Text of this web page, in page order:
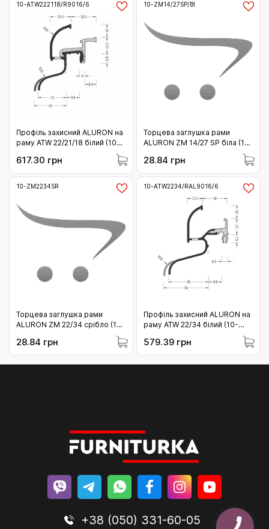
10-ATW222118/R9016/6
Профіль захисний ALURON на
раму ATW 22/21/18 білий (10-
617.30 грн
10-ZM14/27SP/BI
Торцева заглушка рами
ALURON ZM 14/27 SP біла (10-
28.84 грн
10-ZM2234SR
Торцева заглушка рами
ALURON ZM 22/34 срібло (10-
28.84 грн
10-ATW2234/RAL9016/6
Профіль захисний ALURON на
раму ATW 22/34 білий (10-
579.39 грн
+38 (050) 331-60-05